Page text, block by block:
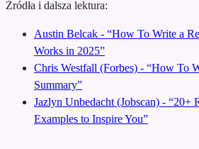
Źródła i dalsza lektura:
Austin Belcak - “How To Write a
Works in 2025”
Chris Westfall (Forbes) - “How To
Summary”
Jazlyn Unbedacht (Jobscan) - “20+
Examples to Inspire You”